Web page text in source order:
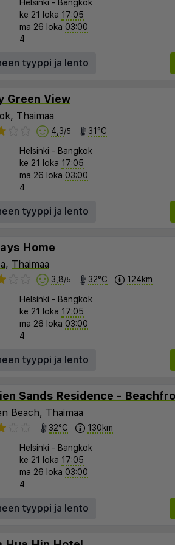
Helsinki - Bangkok
ke 21 loka 17:05
ma 26 loka 03:00
4
tyyppi ja lento
Green View
, Thaimaa
4,3/5 31°C
Helsinki - Bangkok
ke 21 loka 17:05
ma 26 loka 03:00
4
tyyppi ja lento
Home
, Thaimaa
3,8/5 32°C 124km
Helsinki - Bangkok
ke 21 loka 17:05
ma 26 loka 03:00
4
tyyppi ja lento
Beach, Thaimaa
32°C 130km
Helsinki - Bangkok
ke 21 loka 17:05
ma 26 loka 03:00
4
tyyppi ja lento